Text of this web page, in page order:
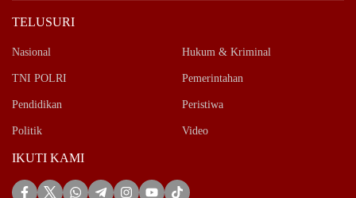
TELUSURI
Nasional Hukum & Kriminal
TNI POLRI Pemerintahan
Pendidikan Peristiwa
Politik Video
IKUTI KAMI